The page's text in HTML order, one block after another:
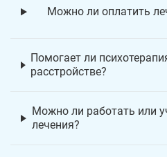
Можно ли оплатить
Помогает ли
расстройстве?
Можно ли работать или
лечения?